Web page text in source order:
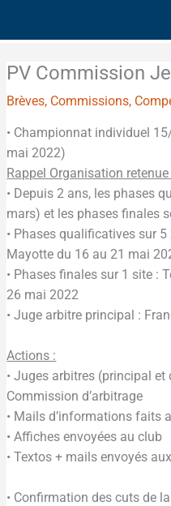
PV Commission
Brèves, Commissions,
• Championnat individuel
mai 2022)
Rappel Organisation retenue
• Depuis 2 ans, les phases
mars) et les phases finales
• Phases qualificatives sur
Mayotte du 16 au 21 mai
• Phases finales sur 1 site :
26 mai 2022
• Juge arbitre principal :
Actions :
• Juges arbitres (principal
Commission d’arbitrage
• Mails d’informations faits
• Affiches envoyées au club
• Textos + mails envoyés
• Confirmation des cuts de